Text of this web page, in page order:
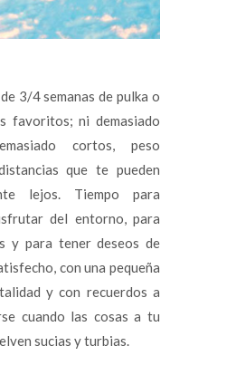
3/4 semanas de pulka o
favoritos; ni demasiado
cortos, peso
que te pueden
lejos. Tiempo para
del entorno, para
y para tener deseos de
con una pequeña
y con recuerdos a
cuando las cosas a tu
sucias y turbias.